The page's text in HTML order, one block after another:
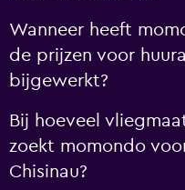
Wanneer heeft
de prijzen voor
bijgewerkt?
Bij hoeveel
zoekt momondo
Chisinau?